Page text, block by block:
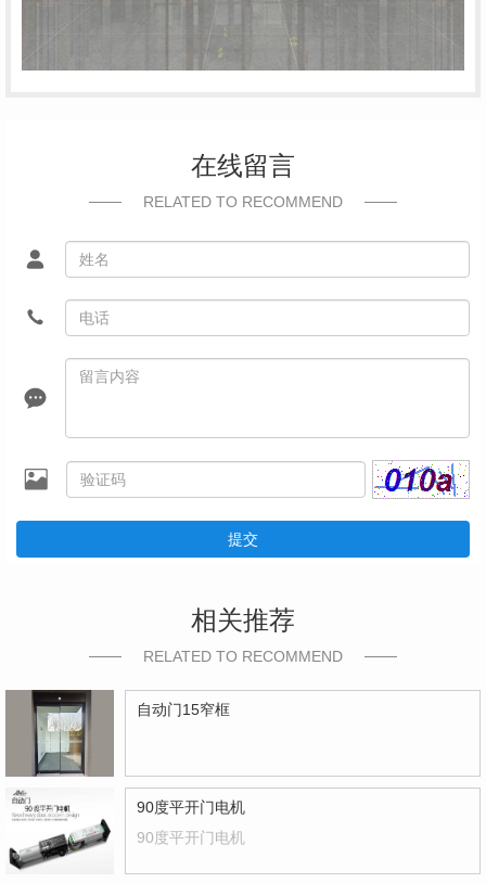
在线留言
RELATED TO RECOMMEND
提交
相关推荐
RELATED TO RECOMMEND
自动门15窄框
90度平开门电机
90度平开门电机